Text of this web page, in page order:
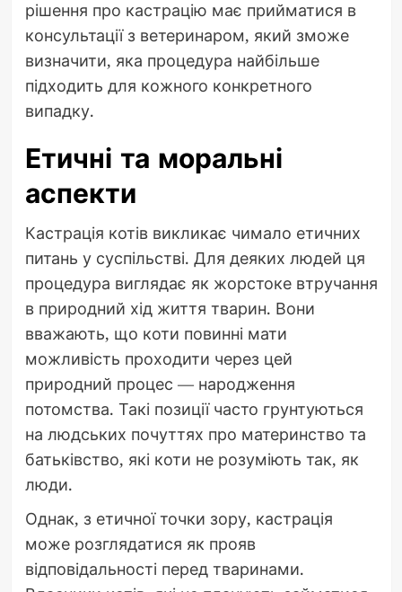
рішення про кастрацію має прийматися в
консультації з ветеринаром, який зможе
визначити, яка процедура найбільше
підходить для кожного конкретного
випадку.
Етичні та моральні
аспекти
Кастрація котів викликає чимало етичних
питань у суспільстві. Для деяких людей ця
процедура виглядає як жорстоке втручання
в природний хід життя тварин. Вони
вважають, що коти повинні мати
можливість проходити через цей
природний процес — народження
потомства. Такі позиції часто грунтуються
на людських почуттях про материнство та
батьківство, які коти не розуміють так, як
люди.
Однак, з етичної точки зору, кастрація
може розглядатися як прояв
відповідальності перед тваринами.